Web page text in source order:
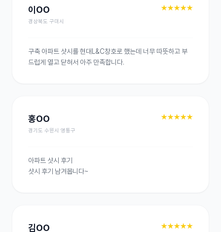
이OO
경상북도 구미시
★★★★★
구축 아파트 샷시를 현대L&C창호로 했는데 너무 따뜻하고 부
드럽게 열고 닫혀서 아주 만족합니다.
홍OO
경기도 수원시 영통구
★★★★★
아파트 샷시 후기
샷시 후기 남겨봅니다~
김OO ★★★★★